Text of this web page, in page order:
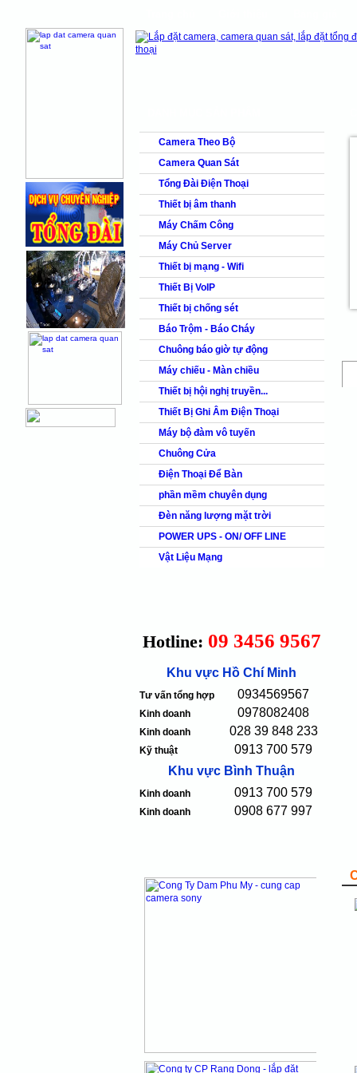
shops faq products
Camera Theo Bộ
Camera Quan Sát
Tổng Đài Điện Thoại
Thiết bị âm thanh
Máy Chấm Công
Máy Chủ Server
Thiết bị mạng - Wifi
Thiết Bị VoIP
Thiết bị chống sét
Báo Trộm - Báo Cháy
Chuông báo giờ tự động
Máy chiếu - Màn chiều
Thiết bị hội nghị truyền...
Thiết Bị Ghi Âm Điện Thoại
Máy bộ đàm vô tuyến
Chuông Cửa
Điện Thoại Để Bàn
phần mềm chuyên dụng
Đèn năng lượng mặt trời
POWER UPS - ON/ OFF LINE
Vật Liệu Mạng
Hotline: 09 3456 9567
Khu vực Hồ Chí Minh
Tư vấn tổng hợp 0934569567
Kinh doanh 0978082408
Kinh doanh 028 39 848 233
Kỹ thuật
0913 700 579
Khu vực Bình Thuận
Kinh doanh 0913 700 579
Kinh doanh 0908 677 997